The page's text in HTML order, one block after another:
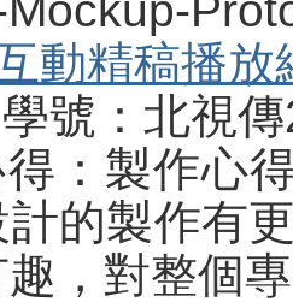
動精稿播放
號：北視
：製作心
的製作有
，對整個